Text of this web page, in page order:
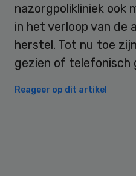
nazorgpolikliniek ook
in het verloop van de
herstel. Tot nu toe
gezien of telefonisch
Reageer op dit artikel